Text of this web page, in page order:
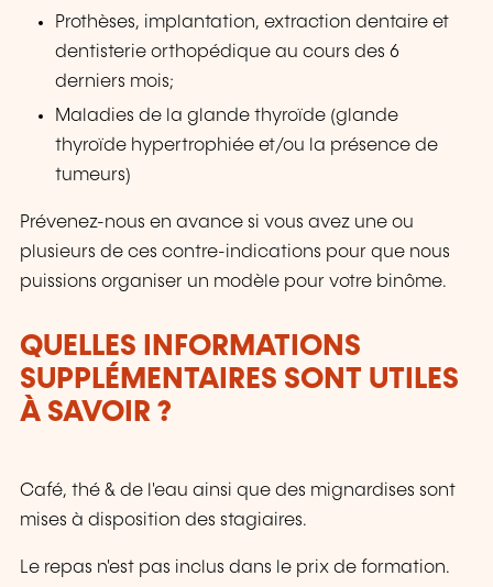
Prothèses, implantation, extraction dentaire et
dentisterie orthopédique au cours des 6
derniers mois;
Maladies de la glande thyroïde (glande
thyroïde hypertrophiée et/ou la présence de
tumeurs)
Prévenez-nous en avance si vous avez une ou
plusieurs de ces contre-indications pour que nous
puissions organiser un modèle pour votre binôme.
QUELLES INFORMATIONS
SUPPLÉMENTAIRES SONT UTILES
À SAVOIR ?
Café, thé & de l'eau ainsi que des mignardises sont
mises à disposition des stagiaires.
Le repas n'est pas inclus dans le prix de formation.